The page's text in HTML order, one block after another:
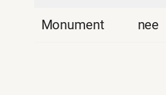
Monument nee